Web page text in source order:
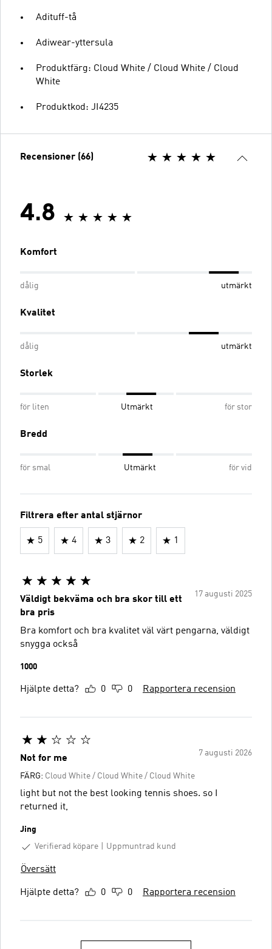
Adituff-tå
Adiwear-yttersula
Produktfärg: Cloud White / Cloud White / Cloud
White
Produktkod: JI4235
Recensioner (66)
4.8
Komfort
dålig utmärkt
Kvalitet
dålig utmärkt
Storlek
för liten Utmärkt för stor
Bredd
för smal Utmärkt för vid
Filtrera efter antal stjärnor
5 4 3 2 1
17 augusti 2025
Väldigt bekväma och bra skor till ett
bra pris
Bra komfort och bra kvalitet väl värt pengarna, väldigt
snygga också
1000
Hjälpte detta? 0 0 Rapportera recension
7 augusti 2026
Not for me
FÄRG: Cloud White / Cloud White / Cloud White
light but not the best looking tennis shoes. so I
returned it,
Jing
Verifierad köpare
Uppmuntrad kund
Översätt
Hjälpte detta? 0 0 Rapportera recension